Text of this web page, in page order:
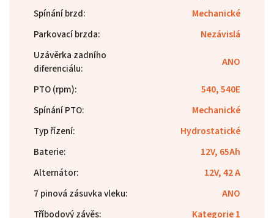
Spínání brzd:
Mechanické
Parkovací brzda:
Nezávislá
Uzávěrka zadního
diferenciálu: ANO
PTO (rpm):
540, 540E
Spínání PTO:
Mechanické
Typ řízení:
Hydrostatické
Baterie:
12V, 65Ah
Alternátor:
12V, 42 A
7 pinová zásuvka vleku:
ANO
Tříbodový závěs:
Kategorie 1